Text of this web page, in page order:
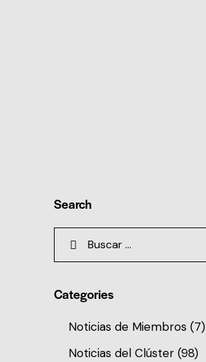
Search
Categories
Noticias de Miembros(7)
Noticias del Clúster(98)